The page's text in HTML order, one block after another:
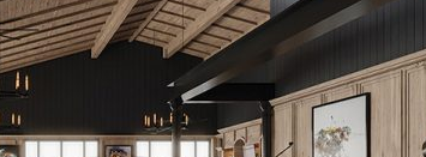
MUBB DESIGN STUDIO – ESPECIAL
INTERIORISMO & DECORACIÓN 2026